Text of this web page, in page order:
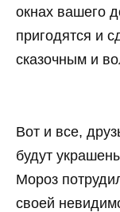
окнах вашего
пригодятся и
сказочным и
Вот и все,
будут
Мороз
своей